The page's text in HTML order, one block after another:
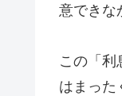
意できな
この「利
はまった